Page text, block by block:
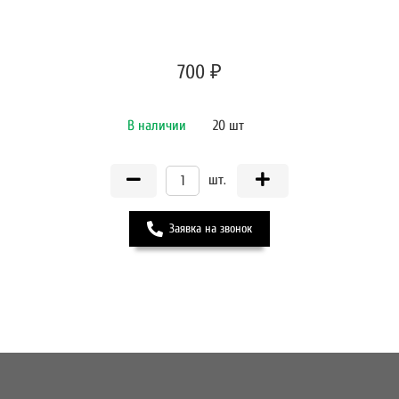
700 ₽
В наличии 20 шт
шт.
Заявка на звонок